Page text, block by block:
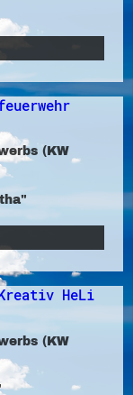
(KW
(KW